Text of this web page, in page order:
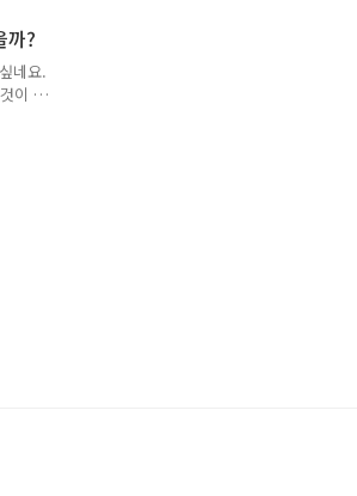
! 요
고
품이
까?
네요.
이 좋
게
도록
있
매